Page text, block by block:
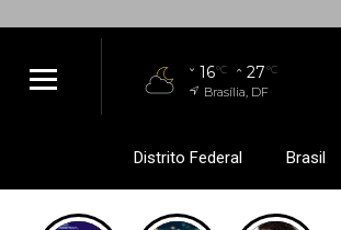
16°C 27°C
Brasília, DF
Distrito Federal Brasil